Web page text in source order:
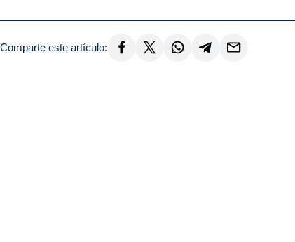
Comparte este artículo: